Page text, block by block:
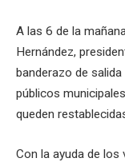
A las 6 de la
Hernández,
banderazo de
públicos
queden
Con la ayuda de los